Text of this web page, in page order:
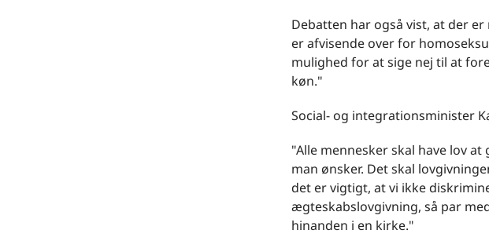
Debatten har også vist, at der
er afvisende over for
mulighed for at sige nej til at
køn."
Social- og integrationsminister
"Alle mennesker skal have lov
man ønsker. Det skal
det er vigtigt, at vi ikke
ægteskabslovgivning, så par
hinanden i en kirke."